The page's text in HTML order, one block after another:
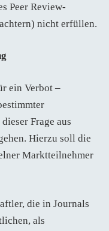
Peer Review-
nicht erfüllen.
ein Verbot –
Frage aus
Hierzu soll die
Marktteilnehmer
die in Journals
als